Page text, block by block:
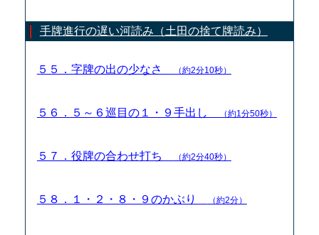
手牌進行の遅い河読み（土田の捨て牌読み）
５５．字牌の出の少なさ （約2分10秒）
５６．５～６巡目の１・９手出し （約1分50秒）
５７．役牌の合わせ打ち （約2分40秒）
５８．１・２・８・９のかぶり （約2分）